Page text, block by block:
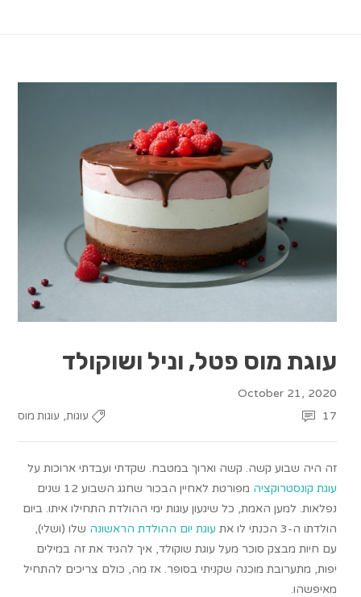
עוגת מוס פטל, וניל ושוקולד
October 21, 2020
עוגות, עוגות מוס 17
זה היה שבוע קשה. קשה וארוך במטבח. שקדתי ועבדתי ארוכות על
עוגת קונסטרוקציה
מפורטת לאחיין הבכור שחגג השבוע 12 שנים
נפלאות. למען האמת, כל שיגעון עוגות ימי ההולדת התחילו איתו. ביום
הולדתו ה-3 הכנתי לו את
עוגת יום ההולדת הראשונה שלו (ושלי),
עם חיות מבצק סוכר מעל עוגת שוקולד, איך להגיד את זה במילים
יפות, מתערובת מוכנה שקניתי בסופר. אז מה, כולם צריכים להתחיל
מאיפשהו.